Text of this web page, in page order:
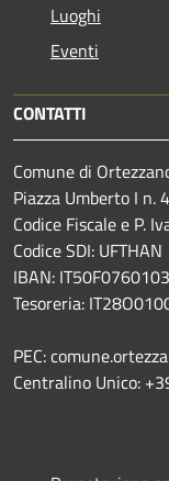
Luoghi
Eventi
CONTATTI
Comune di
Piazza Umberto I n.
Codice Fiscale e P.
Codice SDI: UFTHAN
IBAN:
Tesoreria:
PEC:
Centralino Unico: